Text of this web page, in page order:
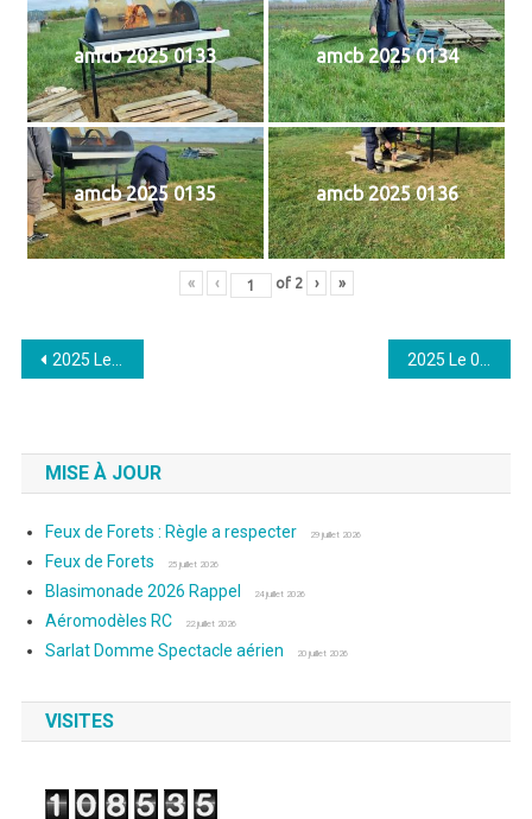
amcb 2025 0133 amcb 2025 0134
amcb 2025 0135 amcb 2025 0136
« ‹ of 2 › »
Navigation
l’article
2025 Le 30 Mars : Photos de Laurence
MISE À JOUR
Feux de Forets : Règle a respecter 29 juillet 2026
Feux de Forets 25 juillet 2026
Blasimonade 2026 Rappel 24 juillet 2026
Aéromodèles RC 22 juillet 2026
Sarlat Domme Spectacle aérien 20 juillet 2026
VISITES